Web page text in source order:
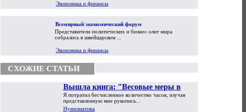
Экономика и финансы
Всемирный экономический форум
Представители политических и бизнес-элит мира
собрались в швейцарском ...
Экономика и финансы
СХОЖИЕ СТАТЬИ
Вышла книга: "Весовые меры в
торговой практике Античности и
Средневековья"
Я потратил бесчисленное количество часов, изучая
представленную мне рукопись...
Нумизматика